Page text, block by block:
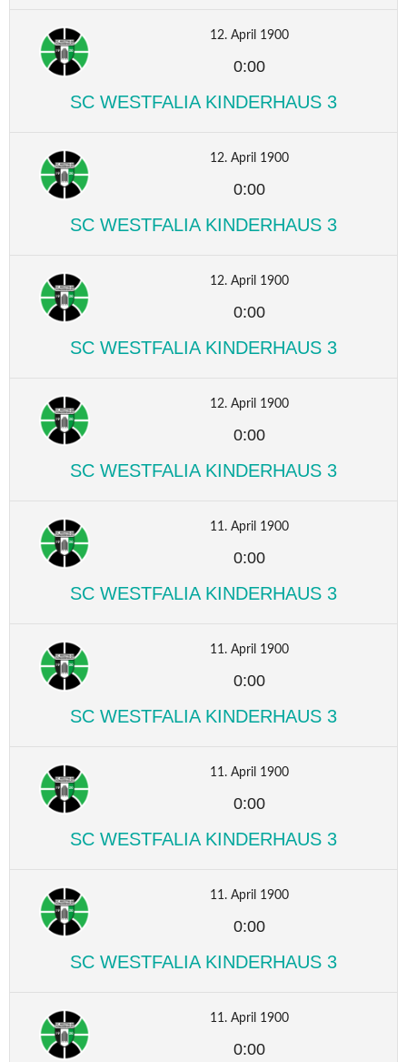
12. April 1900
0:00
SC WESTFALIA KINDERHAUS 3
12. April 1900
0:00
SC WESTFALIA KINDERHAUS 3
12. April 1900
0:00
SC WESTFALIA KINDERHAUS 3
12. April 1900
0:00
SC WESTFALIA KINDERHAUS 3
11. April 1900
0:00
SC WESTFALIA KINDERHAUS 3
11. April 1900
0:00
SC WESTFALIA KINDERHAUS 3
11. April 1900
0:00
SC WESTFALIA KINDERHAUS 3
11. April 1900
0:00
SC WESTFALIA KINDERHAUS 3
11. April 1900
0:00